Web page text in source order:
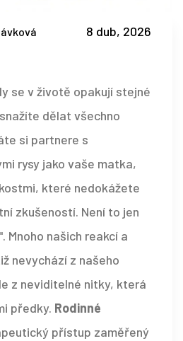
8 dub, 2026
se v životě opakují stejné
dělat všechno
si partnere s
rysy jako vaše matka,
které nedokážete
zkušeností. Není to jen
Mnoho našich reakcí a
nevychází z našeho
z neviditelné nitky, která
předky. Rodinné
přístup zaměřený